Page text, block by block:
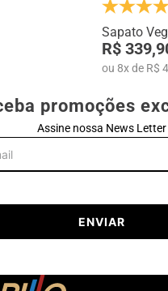
Sapato
R$
ou 8xde R$
promoções
Assine nossa News Letter
ENVIAR